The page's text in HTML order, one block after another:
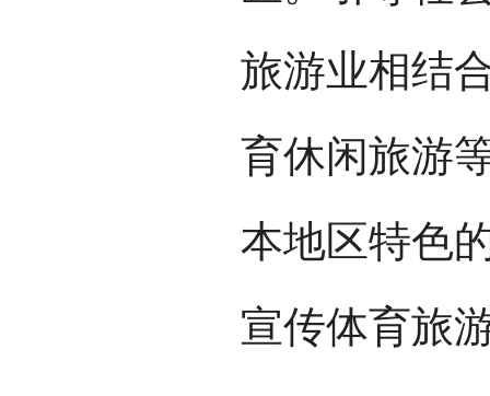
旅游业相结
育休闲旅游
本地区特色
宣传体育旅